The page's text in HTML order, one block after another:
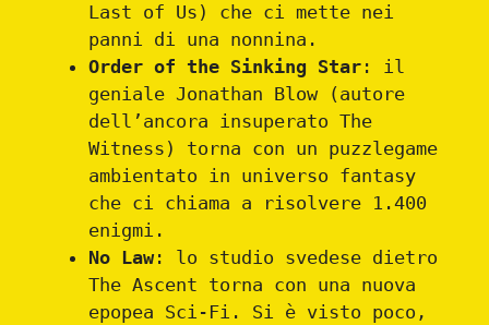
Last of Us) che ci mette nei
panni di una nonnina.
Order of the Sinking Star : il
geniale Jonathan Blow (autore
dell’ancora insuperato The
Witness) torna con un puzzlegame
ambientato in universo fantasy
che ci chiama a risolvere 1.400
enigmi.
No Law: lo studio svedese dietro
The Ascent torna con una nuova
epopea Sci-Fi. Si è visto poco,